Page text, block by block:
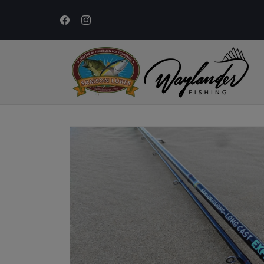
FacebookInstagram
Passa alle